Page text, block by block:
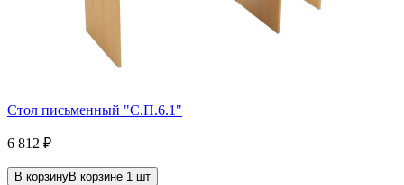
Стол письменный "С.П.6.1"
6 812 ₽
В корзинуВ корзине 1 шт